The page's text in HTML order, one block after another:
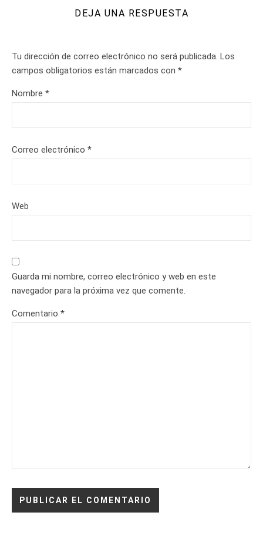
DEJA UNA RESPUESTA
Tu dirección de correo electrónico no será publicada. Los
campos obligatorios están marcados con *
Nombre *
Correo electrónico *
Web
Guarda mi nombre, correo electrónico y web en este
navegador para la próxima vez que comente.
Comentario *